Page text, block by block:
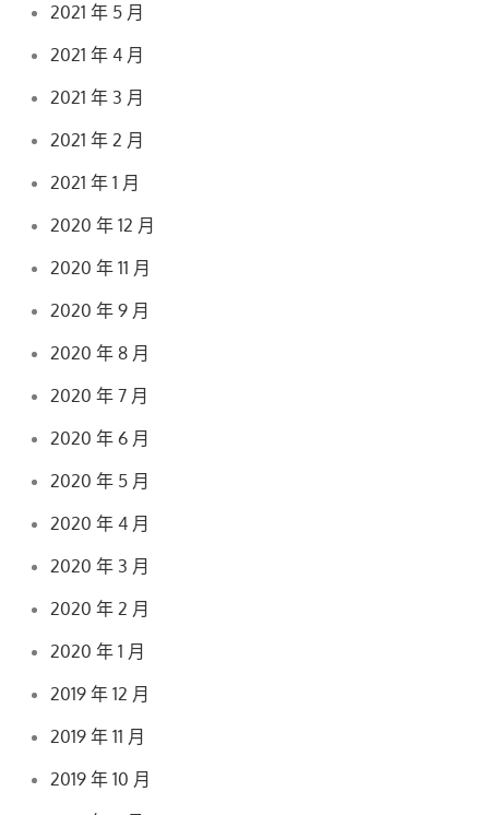
2021 年 5 月
2021 年 4 月
2021 年 3 月
2021 年 2 月
2021 年 1 月
2020 年 12 月
2020 年 11 月
2020 年 9 月
2020 年 8 月
2020 年 7 月
2020 年 6 月
2020 年 5 月
2020 年 4 月
2020 年 3 月
2020 年 2 月
2020 年 1 月
2019 年 12 月
2019 年 11 月
2019 年 10 月